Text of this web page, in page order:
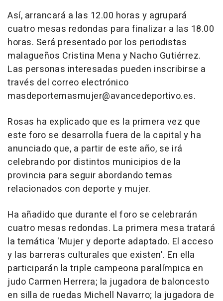
Así, arrancará a las 12.00 horas y agrupará
cuatro mesas redondas para finalizar a las 18.00
horas. Será presentado por los periodistas
malagueños Cristina Mena y Nacho Gutiérrez.
Las personas interesadas pueden inscribirse a
través del correo electrónico
masdeportemasmujer@avancedeportivo.es.
Rosas ha explicado que es la primera vez que
este foro se desarrolla fuera de la capital y ha
anunciado que, a partir de este año, se irá
celebrando por distintos municipios de la
provincia para seguir abordando temas
relacionados con deporte y mujer.
Ha añadido que durante el foro se celebrarán
cuatro mesas redondas. La primera mesa tratará
la temática 'Mujer y deporte adaptado. El acceso
y las barreras culturales que existen'. En ella
participarán la triple campeona paralímpica en
judo Carmen Herrera; la jugadora de baloncesto
en silla de ruedas Michell Navarro; la jugadora de